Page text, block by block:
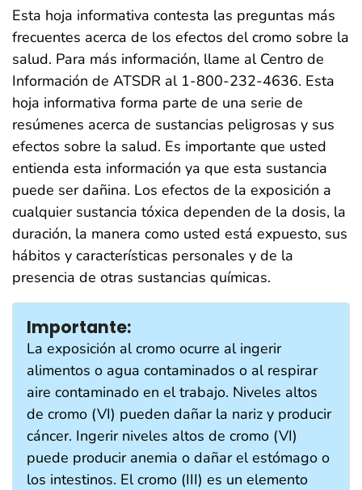
Esta hoja informativa contesta las preguntas más
frecuentes acerca de los efectos del cromo sobre la
salud. Para más información, llame al Centro de
Información de ATSDR al 1-800-232-4636. Esta
hoja informativa forma parte de una serie de
resúmenes acerca de sustancias peligrosas y sus
efectos sobre la salud. Es importante que usted
entienda esta información ya que esta sustancia
puede ser dañina. Los efectos de la exposición a
cualquier sustancia tóxica dependen de la dosis, la
duración, la manera como usted está expuesto, sus
hábitos y características personales y de la
presencia de otras sustancias químicas.
Importante:
La exposición al cromo ocurre al ingerir
alimentos o agua contaminados o al respirar
aire contaminado en el trabajo. Niveles altos
de cromo (VI) pueden dañar la nariz y producir
cáncer. Ingerir niveles altos de cromo (VI)
puede producir anemia o dañar el estómago o
los intestinos. El cromo (III) es un elemento